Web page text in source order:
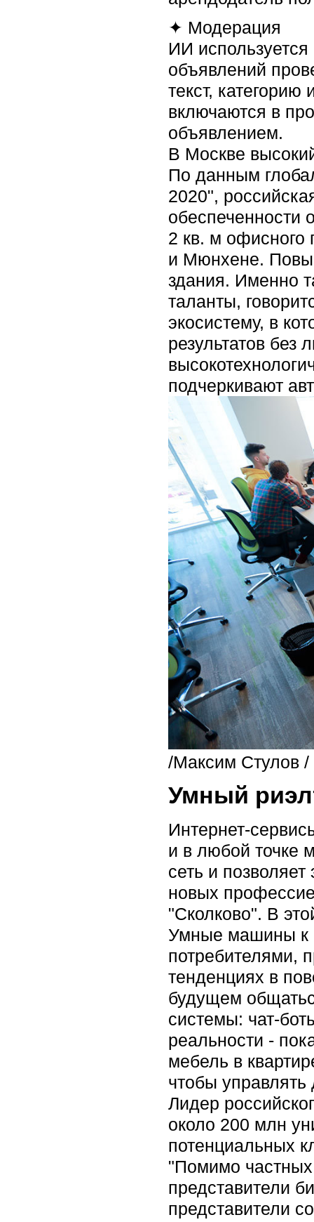
✦ Модерация
ИИ
объявлений
текст,
включаются в
объявлением.
В Москве
По данным
2020",
обеспеченности
2 кв. м офисного
и Мюнхене.
здания. Именно
таланты,
экосистему, в
результатов без
подчеркивают
/Максим Стулов
Умный
Интернет-
и в любой точке
сеть и
новых
"Сколково". В
Умные машины к
потребителями,
тенденциях в
будущем
системы: чат-
реальности -
мебель в
чтобы
Лидер
около 200 млн
потенциальных
"Помимо
представители
представители